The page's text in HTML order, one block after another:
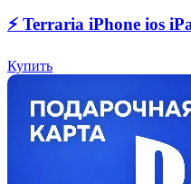
⚡️ Terraria iPhone ios
Купить